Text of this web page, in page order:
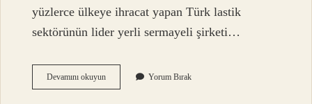
yüzlerce ülkeye ihracat yapan Türk lastik
sektörünün lider yerli sermayeli şirketi…
Devamını okuyunPetlas
Şu
Yorum Bırak